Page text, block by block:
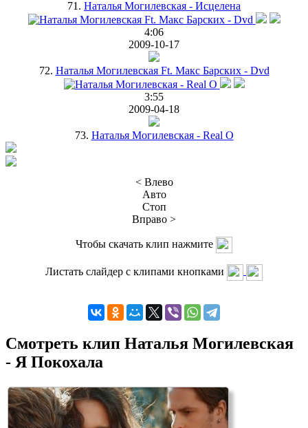
71. Наталья Могилевская - Исцелена
4:06
2009-10-17
72. Наталья Могилевская Ft. Макс Барских - Dvd
3:55
2009-04-18
73. Наталья Могилевская - Real O
< Влево
Авто
Стоп
Вправо >
Чтобы скачать клип нажмите
Листать слайдер с клипами кнопками
Смотреть клип Наталья Могилевская
- Я Покохала